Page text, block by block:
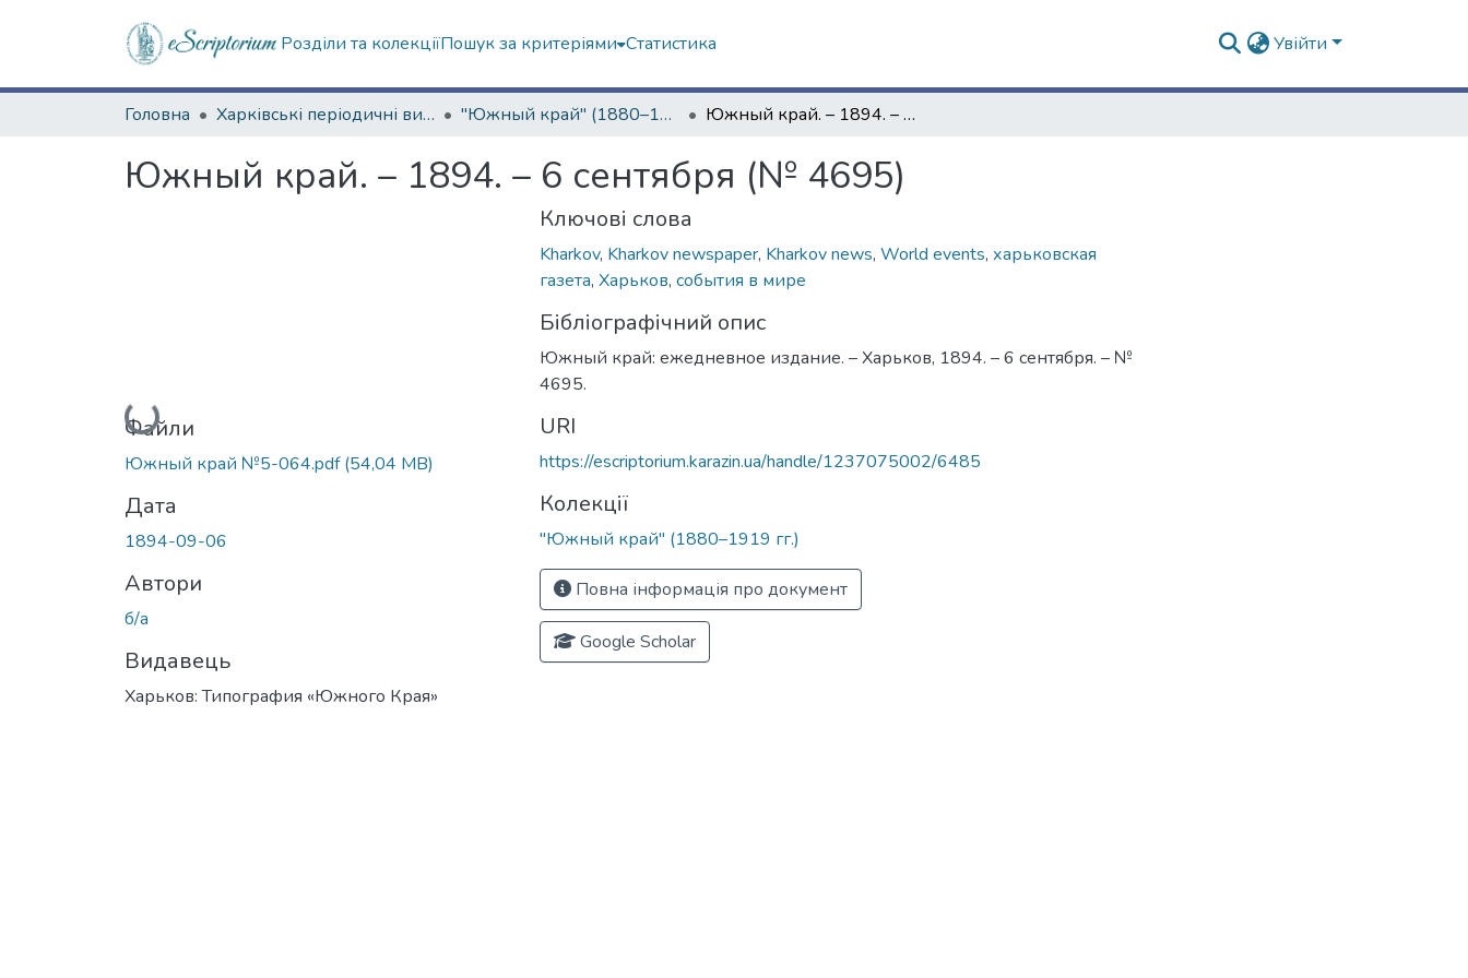
Розділи та колекціїПошук за критеріями Статистика Увійти
Головна Харківські періодичні видання "Южный край" (1880–1919 гг.) Южный край. – 1894. – 6 сентября (№ 4695)
Южный край. – 1894. – 6 сентября (№ 4695)
Вантажиться...
Файли
Южный край №5-064.pdf(54,04 MB)
Дата
1894-09-06
Автори
б/а
Видавець
Харьков: Типография «Южного Края»
Ключові слова
Kharkov, Kharkov newspaper, Kharkov news, World events, харьковская
газета, Харьков, события в мире
Бібліографічний опис
Южный край: ежедневное издание. – Харьков, 1894. – 6 сентября. – №
4695.
URI
https://escriptorium.karazin.ua/handle/1237075002/6485
Колекції
"Южный край" (1880–1919 гг.)
Повна інформація про документ
Google Scholar